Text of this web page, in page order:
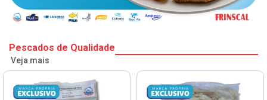
Pescados de Qualidade
Veja mais